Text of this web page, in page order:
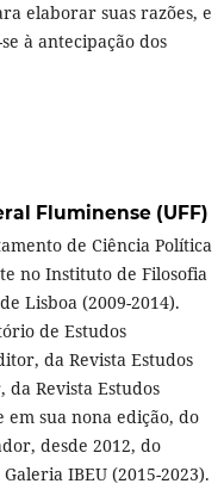
elaborar suas razões, e
à antecipação dos
Fluminense (UFF)
de Ciência Política
no Instituto de Filosofia
Lisboa (2009-2014).
de Estudos
da Revista Estudos
Revista Estudos
em sua nona edição, do
desde 2012, do
IBEU (2015-2023).